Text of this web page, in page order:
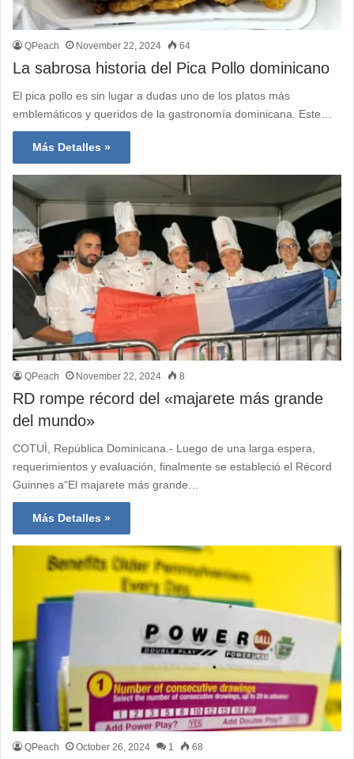
QPeach November 22, 2024 64
La sabrosa historia del Pica Pollo dominicano
El pica pollo es sin lugar a dudas uno de los platos más
emblemáticos y queridos de la gastronomía dominicana. Este…
Más Detalles »
QPeach November 22, 2024 8
RD rompe récord del «majarete más grande
del mundo»
COTUÌ, República Dominicana.- Luego de una larga espera,
requerimientos y evaluación, finalmente se estableció el Récord
Guinnes a“El majarete más grande…
Más Detalles »
QPeach October 26, 2024 1 68